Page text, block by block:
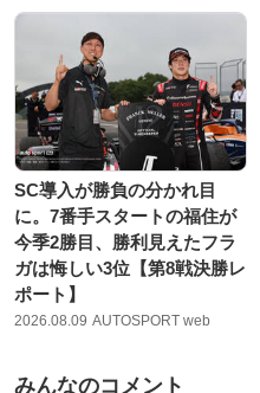
SC導入が勝負の分かれ目
に。7番手スタートの福住が
今季2勝目、勝利見えたフラ
ガは悔しい3位【第8戦決勝レ
ポート】
2026.08.09 AUTOSPORT web
みんなのコメント